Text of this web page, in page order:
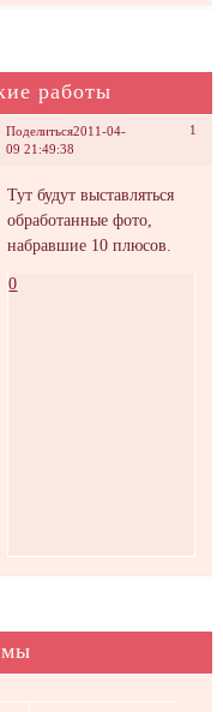
работы
Поделиться 1
2011-04-
09 21:49:38
Тут будут выставляться
обработанные фото,
набравшие 10 плюсов.
0